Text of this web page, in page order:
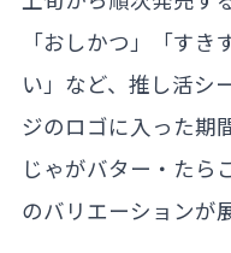
「おしかつ」「す
い」など、推し活シ
ジのロゴに入った期
じゃがバター・たら
のバリエーションが